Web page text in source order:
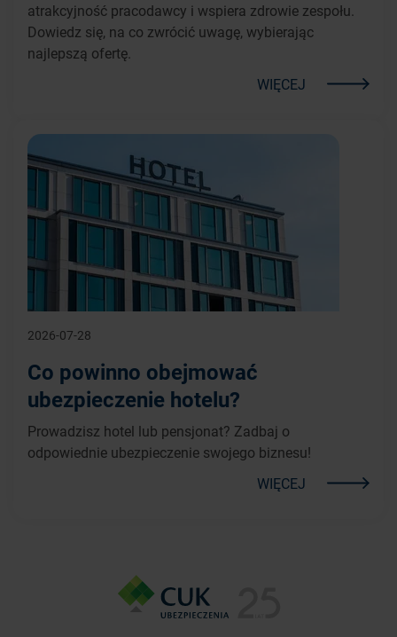
atrakcyjność pracodawcy i wspiera zdrowie zespołu.
Dowiedz się, na co zwrócić uwagę, wybierając
najlepszą ofertę.
WIĘCEJ
2026-07-28
Co powinno obejmować
ubezpieczenie hotelu?
Prowadzisz hotel lub pensjonat? Zadbaj o
odpowiednie ubezpieczenie swojego biznesu!
WIĘCEJ